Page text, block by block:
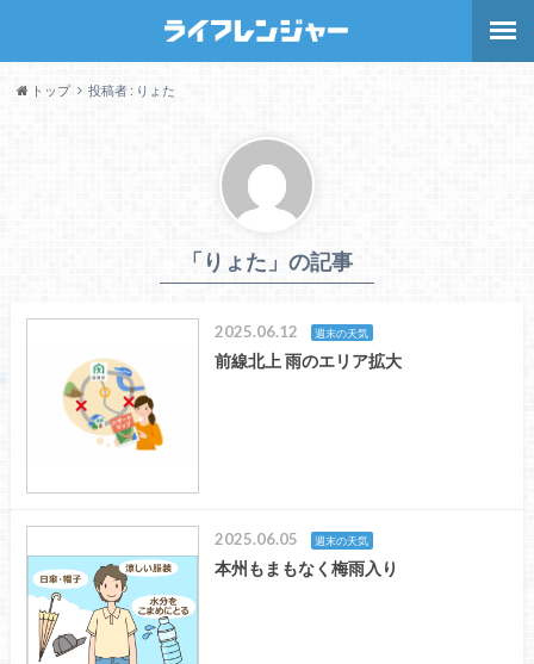
トップ 投稿者 : りょた
「りょた」の記事
2025.06.12 週末の天気
前線北上 雨のエリア拡大
2025.06.05 週末の天気
本州もまもなく梅雨入り